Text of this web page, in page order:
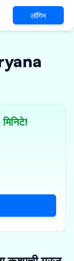
लॉगिन